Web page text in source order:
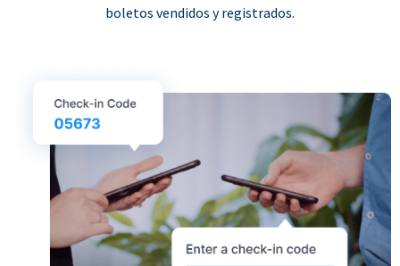
boletos vendidos y registrados.